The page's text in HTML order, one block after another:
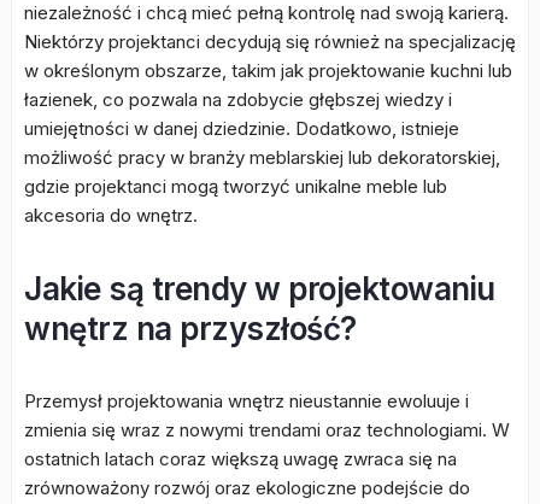
niezależność i chcą mieć pełną kontrolę nad swoją karierą.
Niektórzy projektanci decydują się również na specjalizację
w określonym obszarze, takim jak projektowanie kuchni lub
łazienek, co pozwala na zdobycie głębszej wiedzy i
umiejętności w danej dziedzinie. Dodatkowo, istnieje
możliwość pracy w branży meblarskiej lub dekoratorskiej,
gdzie projektanci mogą tworzyć unikalne meble lub
akcesoria do wnętrz.
Jakie są trendy w projektowaniu
wnętrz na przyszłość?
Przemysł projektowania wnętrz nieustannie ewoluuje i
zmienia się wraz z nowymi trendami oraz technologiami. W
ostatnich latach coraz większą uwagę zwraca się na
zrównoważony rozwój oraz ekologiczne podejście do